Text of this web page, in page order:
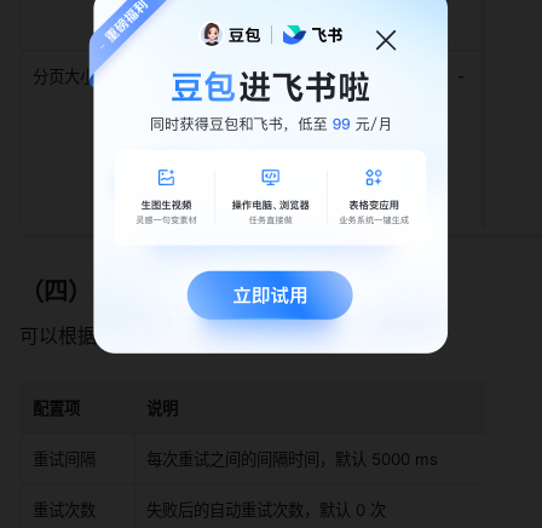
AAA6PZwFmUzSldvTC1yU"
分页大小
page_size
示例值
：100
数据校验规则
：
最大值：100
-
（四）高级配置
可以根据需要，设置操作执行失败时的重试策略：
配置项 说明
重试间隔 每次重试之间的间隔时间，默认 5000 ms
重试次数 失败后的自动重试次数，默认 0 次